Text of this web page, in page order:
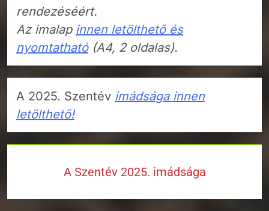
rendezéséért.
Az imalap innen letölthető és
nyomtatható(A4, 2 oldalas).
A 2025. Szentév imádsága innen
letölthető!
A Szentév 2025. imádsága